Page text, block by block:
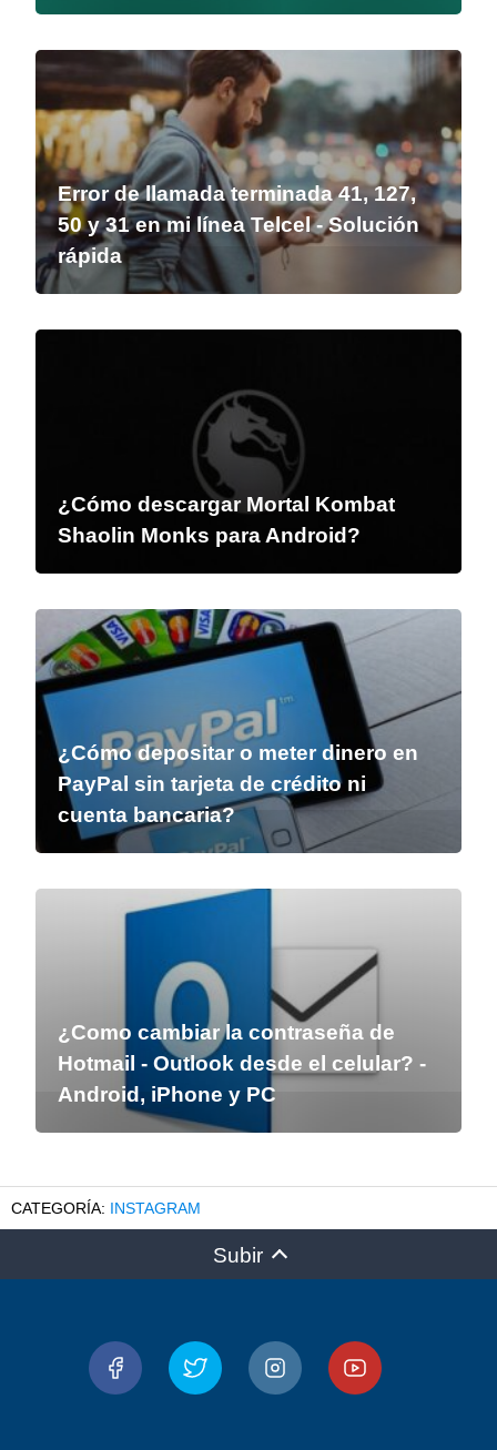
Error de llamada terminada 41, 127,
50 y 31 en mi línea Telcel - Solución
rápida
¿Cómo descargar Mortal Kombat
Shaolin Monks para Android?
¿Cómo depositar o meter dinero en
PayPal sin tarjeta de crédito ni
cuenta bancaria?
¿Como cambiar la contraseña de
Hotmail - Outlook desde el celular? -
Android, iPhone y PC
INSTAGRAM
Subir